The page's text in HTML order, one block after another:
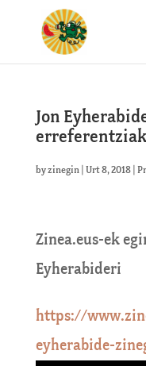
Jon
byzinegin| Urt 8, 2018|
Zinea.eus-ek
Eyherabideri
https://
eyherabide-